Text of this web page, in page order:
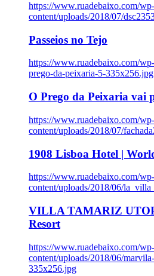
https://www.ruadebaixo.com/wp-
content/uploads/2018/07/
Passeios no Tejo
https://www.ruadebaixo.com/
prego-da-peixaria-5-335x256.jpg
O Prego da Peixaria vai
https://www.ruadebaixo.com/wp-
content/uploads/2018/07/
1908 Lisboa Hotel |
https://www.ruadebaixo.com/wp-
content/uploads/2018/06/
VILLA TAMARIZ
Resort
https://www.ruadebaixo.com/wp-
content/uploads/2018/06/
335x256.jpg